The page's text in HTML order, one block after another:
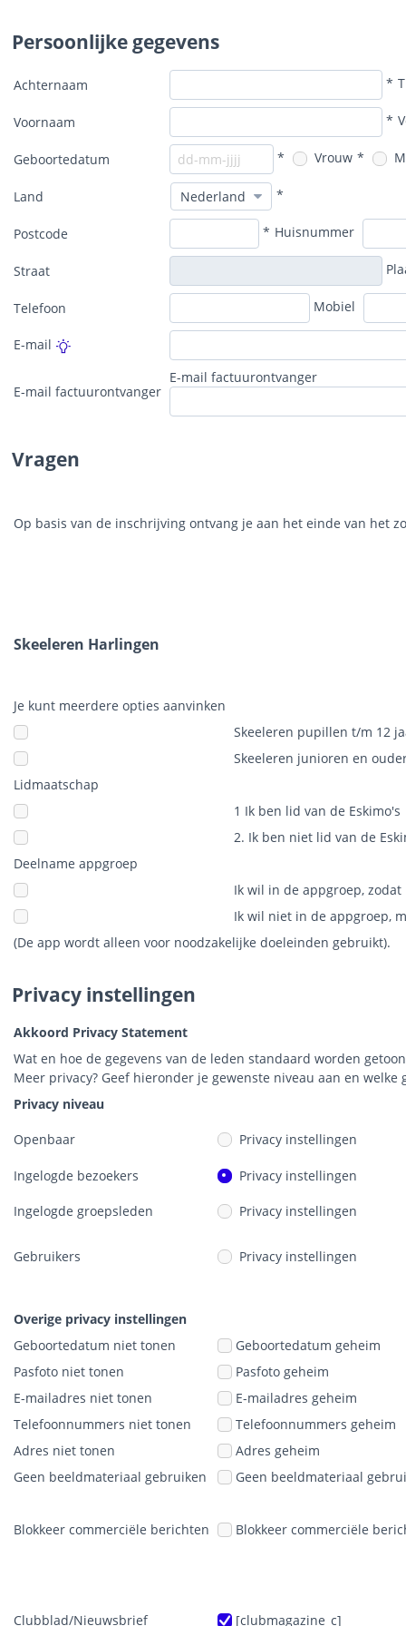
Persoonlijke gegevens
Achternaam *
Voornaam *
Geboortedatum * Vrouw *
Land *
Postcode * Huisnummer
Straat
Telefoon Mobiel
E-mail
E-mail factuurontvanger
E-mail factuurontvanger
Vragen
Op basis van de inschrijving ontvang je aan het einde van het
Skeeleren Harlingen
Je kunt meerdere opties aanvinken
Skeeleren pupillen t/m 12
Skeeleren junioren en
Lidmaatschap
1 Ik ben lid van de Eskimo's
2. Ik ben niet lid van de
Deelname appgroep
Ik wil in de appgroep,
Ik wil niet in de appgroep,
(De app wordt alleen voor noodzakelijke doeleinden gebruikt).
Privacy instellingen
Akkoord Privacy Statement
Wat en hoe de gegevens van de leden standaard worden
Meer privacy? Geef hieronder je gewenste niveau aan en
Privacy niveau
Openbaar Privacy instellingen
Ingelogde bezoekers Privacy instellingen
Ingelogde groepsleden Privacy instellingen
Gebruikers Privacy instellingen
Overige privacy instellingen
Geboortedatum niet tonen
Geboortedatum geheim
Pasfoto niet tonen
Pasfoto geheim
E-mailadres niet tonen
E-mailadres geheim
Telefoonnummers niet tonen
Telefoonnummers geheim
Adres niet tonen
Adres geheim
Geen beeldmateriaal gebruiken
Geen beeldmateriaal
Blokkeer commerciële berichten Blokkeer commerciële
Clubblad/Nieuwsbrief [clubmagazine_c]